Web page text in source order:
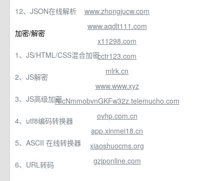
www.zhongjucw.com
www.aqdlt111.com
x11298.com
cctr123.com
mlrk.cn
www.www.xyz
NIcNmmobvnGKFw32z.telemucho.com
ovhp.com.cn
app.xinmei18.cn
xiaoshuocms.org
gzjponline.com
12、JSON在线解析
加密/解密
1、JS/HTML/CSS混合加密
2、JS解密
3、JS高级加密
4、utf8编码转换器
5、ASCII 在线转换器
6、URL转码